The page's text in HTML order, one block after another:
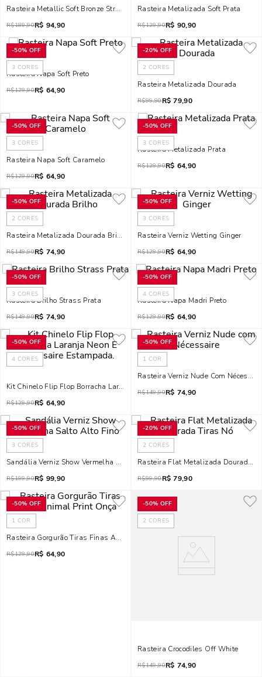
Rasteira Metallic Soft Bronze Strass Brilho
R$189,90R$ 94,90
Rasteira Metalizada Soft Prata
R$129,90R$ 90,90
-50% OFF
3 CORES
Rasteira Napa Soft Preto
R$129,90R$ 64,90
-20% OFF
2 CORES
Rasteira Metalizada Dourada
R$99,90R$ 79,90
-50% OFF
3 CORES
Rasteira Napa Soft Caramelo
R$129,90R$ 64,90
-50% OFF
3 CORES
Rasteira Metalizada Prata
R$129,90R$ 64,90
-50% OFF
2 CORES
Rasteira Metalizada Dourada Brilho
R$149,90R$ 74,90
-50% OFF
3 CORES
Rasteira Verniz Wetting Ginger
R$129,90R$ 64,90
-50% OFF
3 CORES
Rasteira Brilho Strass Prata
R$149,90R$ 74,90
-50% OFF
4 CORES
Rasteira Napa Madri Preto
R$129,90R$ 64,90
-50% OFF
4 CORES
Kit Chinelo Flip Flop Borracha Laranja Neon E Necessaire Estampada.
R$129,90R$ 64,90
-50% OFF
1 COR
Rasteira Verniz Nude Com
R$149,90R$ 74,90
-50% OFF
3 CORES
Sandália Verniz Show Vermelha Salto Alto Fino
R$199,90R$ 99,90
-20% OFF
2 CORES
Rasteira Flat Metalizada Dourada
R$99,90R$ 79,90
-50% OFF
1 COR
Rasteira Gorgurão Tiras Finas Animal Print Onça
R$129,90R$ 64,90
-50% OFF
2 CORES
Rasteira Crocodiles Off White
R$149,90R$ 74,90